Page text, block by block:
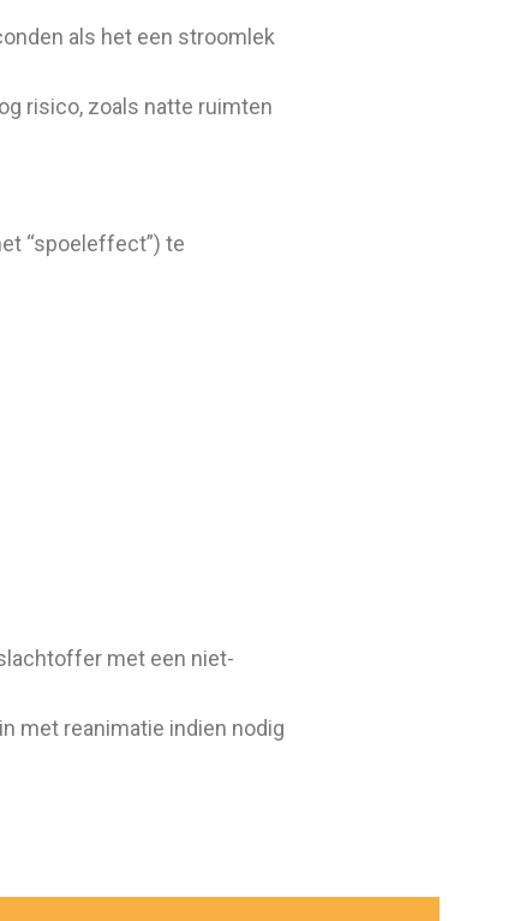
als het een stroomlek
risico, zoals natte ruimten
“spoeleffect”) te
met een niet-
met reanimatie indien nodig